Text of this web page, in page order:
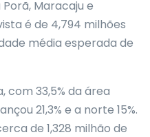
Maracaju e
é de 4,794 milhões
média esperada de
com 33,5% da área
21,3% e a norte 15%.
de 1,328 milhão de